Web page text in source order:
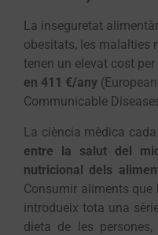
La inseguretat
obesitats, les malalties
tenen un elevat cost
en 411 €/any
Communicable
La ciència mèdica
entre la salut del
nutricional dels
Consumir aliments
introdueix tota una
dieta de les